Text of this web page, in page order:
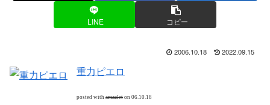
LINE コピー
2006.10.18 2022.09.15
重力ピエロ
posted with amazlet on 06.10.18